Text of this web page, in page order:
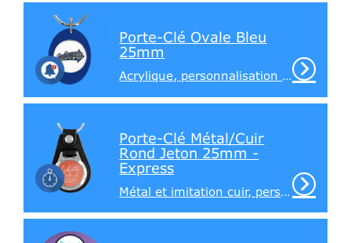
Porte-Clé Ovale Bleu
25mm
Acrylique, personnalisation recto / verso
Porte-Clé Métal/Cuir
Rond Jeton 25mm -
Express
Métal et imitation cuir, personnalisation au recto, jeton au verso